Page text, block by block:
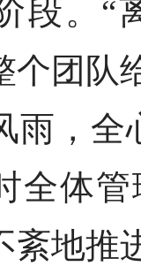
段。“
个团队
雨，
全体
紊地推